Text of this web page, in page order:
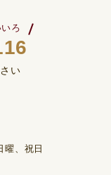
ろ
い
曜、祝日